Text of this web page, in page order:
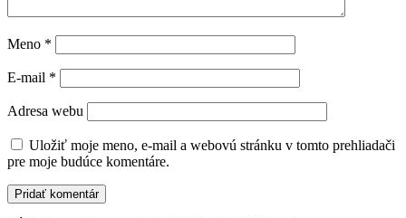
Meno *
E-mail *
Adresa webu
Uložiť moje meno, e-mail a webovú stránku v tomto prehliadači
pre moje budúce komentáre.